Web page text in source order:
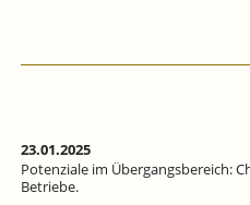
23.01.2025
Potenziale im Übergangsbereich:
Betriebe.